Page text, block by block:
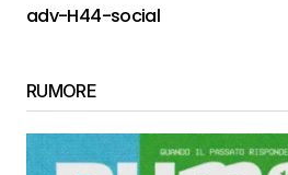
adv-H44-social
RUMORE